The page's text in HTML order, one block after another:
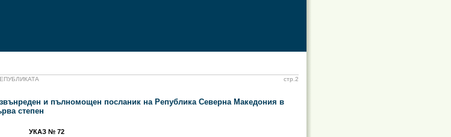
стр.2
и пълномощен посланик на Република Северна Македония в
степен
УКАЗ № 72